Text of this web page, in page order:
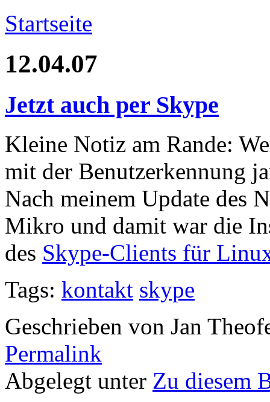
Startseite
12.04.07
Jetzt auch per Skype
Kleine Notiz am Rande:
mit der Benutzerkennung
Nach meinem Update des
Mikro und damit war die
des Skype-Clients für
Tags: kontakt skype
Geschrieben von Jan
Permalink
Abgelegt unter Zu diesem